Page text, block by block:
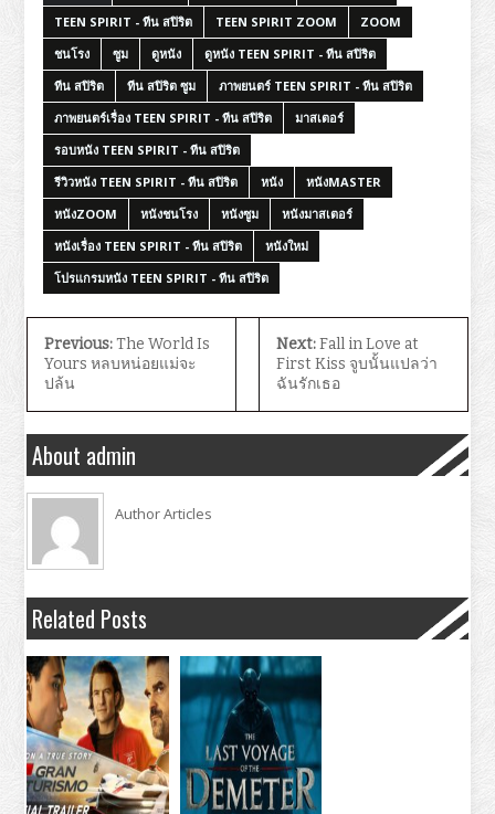
TEEN SPIRIT - ทีน สปิริต
TEEN SPIRIT ZOOM
ZOOM
ชนโรง
ซูม ดูหนัง
ดูหนัง TEEN SPIRIT - ทีน สปิริต
ทีน สปิริต
ทีน สปิริต ซูม
ภาพยนตร์ TEEN SPIRIT - ทีน สปิริต
ภาพยนตร์เรื่อง TEEN SPIRIT - ทีน สปิริต
มาสเตอร์
รอบหนัง TEEN SPIRIT - ทีน สปิริต
รีวิวหนัง TEEN SPIRIT - ทีน สปิริต
หนัง
หนังMASTER
หนังZOOM
หนังชนโรง หนังซูม
หนังมาสเตอร์
หนังเรื่อง TEEN SPIRIT - ทีน สปิริต
หนังใหม่
โปรแกรมหนัง TEEN SPIRIT - ทีน สปิริต
Previous:The World Is
Yours หลบหน่อยแม่จะ
ปล้น
Next:Fall in Love at
First Kiss จูบนั้นแปลว่า
ฉันรักเธอ
About admin
Author Articles
Related Posts